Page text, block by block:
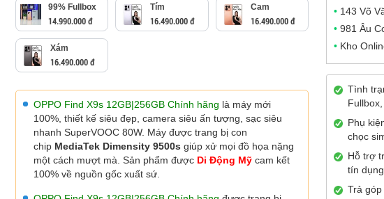
99% Fullbox
14.990.000 đ
Tím
16.490.000 đ
Cam
16.490.000 đ
Xám
16.490.000 đ
OPPO Find X9s 12GB|256GB Chính hãng là máy mới
100%, thiết kế siêu đẹp, camera siêu ấn tượng, sạc siêu
nhanh SuperVOOC 80W. Máy được trang bị con
chip MediaTek Dimensity 9500s giúp xử mọi đồ họa nặng
một cách mượt mà. Sản phẩm được Di Động Mỹ cam kết
100% về nguồn gốc xuất sứ.
• 143 Võ
• 981 Âu
• Kho
Tình
Phụ
chọc
Hỗ trợ
tín
Trả